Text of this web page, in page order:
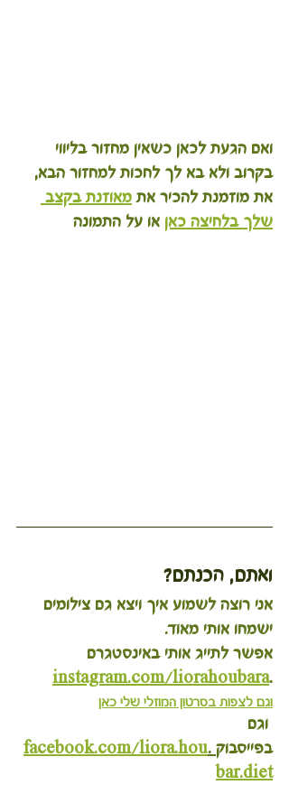
ואם הגעת לכאן כשאין מחזור בליווי
בקרוב ולא בא לך לחכות למחזור הבא,
את מוזמנת להכיר את מאוזנת בקצב
שלך בלחיצה כאן או על התמונה
ואתם, הכנתם?
אני רוצה לשמוע איך ויצא גם צילומים
ישמחו אותי מאוד.
אפשר לתייג אותי באינסטגרם
.
instagram.com/liorahoubara
וגם לצפות בסרטון המוזלי שלי כאן
וגם
בפייסבוק .
facebook.com/liora.hou
bar.diet